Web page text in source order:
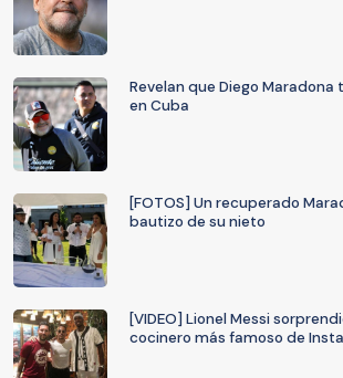
Revelan que Diego
en Cuba
[FOTOS] Un recuperado
bautizo de su nieto
[VIDEO] Lionel Messi
cocinero más famoso de